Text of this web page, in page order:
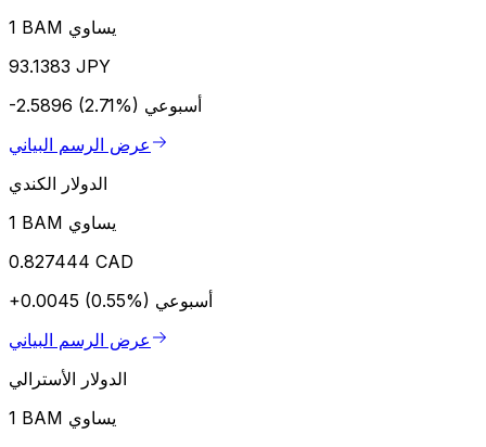
1 BAM يساوي
93.1383 JPY
-2.5896 (2.71%) أسبوعي
عرض الرسم البياني
الدولار الكندي
1 BAM يساوي
0.827444 CAD
+0.0045 (0.55%) أسبوعي
عرض الرسم البياني
الدولار الأسترالي
1 BAM يساوي